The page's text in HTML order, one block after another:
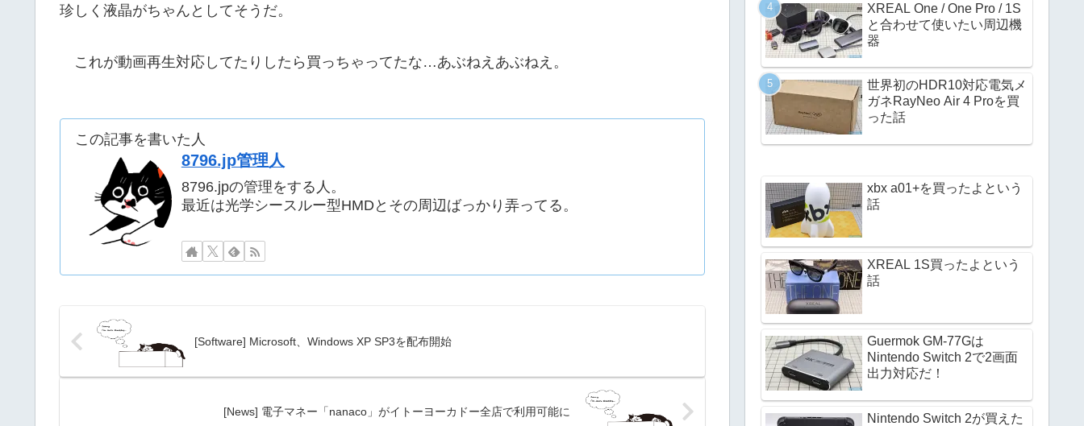
珍しく液晶がちゃんとしてそうだ。
これが動画再生対応してたりしたら買っちゃってたな…あぶねえあぶねえ。
この記事を書いた人
8796.jp管理人
8796.jpの管理をする人。
最近は光学シースルー型HMDとその周辺ばっかり弄ってる。
[Software] Microsoft、Windows XP SP3を配布開始
[News] 電子マネー「nanaco」がイトーヨーカドー全店で利用可能に
XREAL One / One Pro / 1S
と合わせて使いたい周辺機
器
世界初のHDR10対応電気メ
ガネRayNeo Air 4 Proを買
った話
xbx a01+を買ったよという
話
XREAL 1S買ったよという
話
Guermok GM-77Gは
Nintendo Switch 2で2画面
出力対応だ！
Nintendo Switch 2が買えた